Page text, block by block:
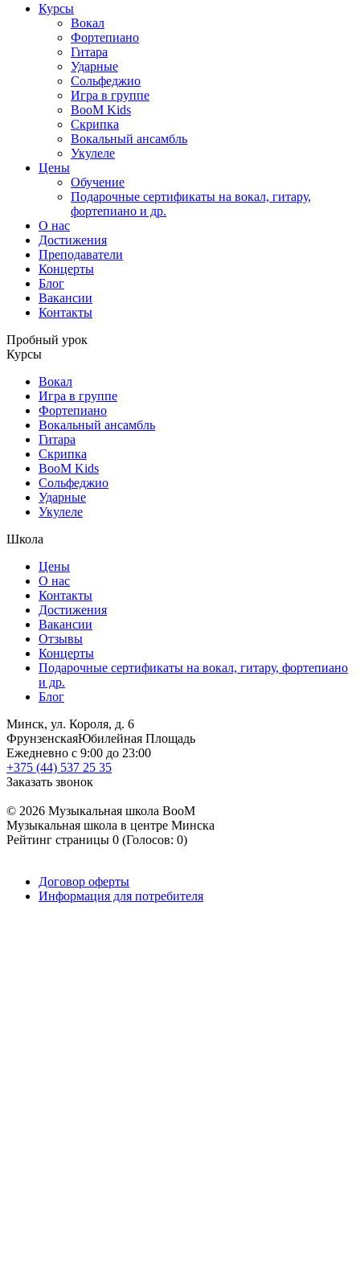
Курсы
Вокал
Фортепиано
Гитара
Ударные
Сольфеджио
Игра в группе
BooM Kids
Скрипка
Вокальный ансамбль
Укулеле
Цены
Обучение
Подарочные сертификаты на вокал, гитару,
фортепиано и др.
О нас
Достижения
Преподаватели
Концерты
Блог
Вакансии
Контакты
Пробный урок
Курсы
Вокал
Игра в группе
Фортепиано
Вокальный ансамбль
Гитара
Скрипка
BooM Kids
Сольфеджио
Ударные
Укулеле
Школа
Цены
О нас
Контакты
Достижения
Вакансии
Отзывы
Концерты
Подарочные сертификаты на вокал, гитару, фортепиано
и др.
Блог
Минск, ул. Короля, д. 6
ФрунзенскаяЮбилейная Площадь
Ежедневно с 9:00 до 23:00
+375 (44) 537 25 35
Заказать звонок
© 2026 Музыкальная школа BooM
Музыкальная школа в центре Минска
Рейтинг страницы 0 (Голосов: 0)
Договор оферты
Информация для потребителя